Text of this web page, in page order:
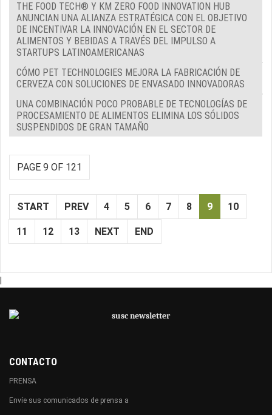
THE FOOD TECH® Y KM ZERO FOOD INNOVATION HUB
ANUNCIAN UNA ALIANZA ESTRATÉGICA CON EL OBJETIVO
DE INCENTIVAR LA INNOVACIÓN EN EL SECTOR DE
ALIMENTOS Y BEBIDAS A TRAVÉS DEL IMPULSO A
STARTUPS LATINOAMERICANAS
CÓMO PET TECHNOLOGIES MEJORA LA FABRICACIÓN DE
CERVEZA CON SOLUCIONES DE ENVASADO INNOVADORAS
UNA COMBINACIÓN POCO PROBABLE DE TECNOLOGÍAS DE
PROCESAMIENTO DE ALIMENTOS ELIMINA LOS SÓLIDOS
SUSPENDIDOS DE GRAN TAMAÑO
PAGE 9 OF 121
START PREV 4 5 6 7 8 9 10
11 12 13 NEXT END
CONTACTO
PRENSA
Envíe sus comunicados de prensa a